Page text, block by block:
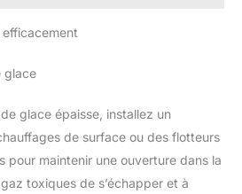
soin. Découvrez notre gamme
de hauteur entre les plantes,
plus de 40 ans (depuis 1986), votre
pépinière et les emballons avec soin.
particulier de plantes et de cadeaux,
Notre mission est de rapprocher
efficacement
glace
glace épaisse, installez un
de surface ou des flotteurs
pour maintenir une ouverture dans la
toxiques de s’échapper et à